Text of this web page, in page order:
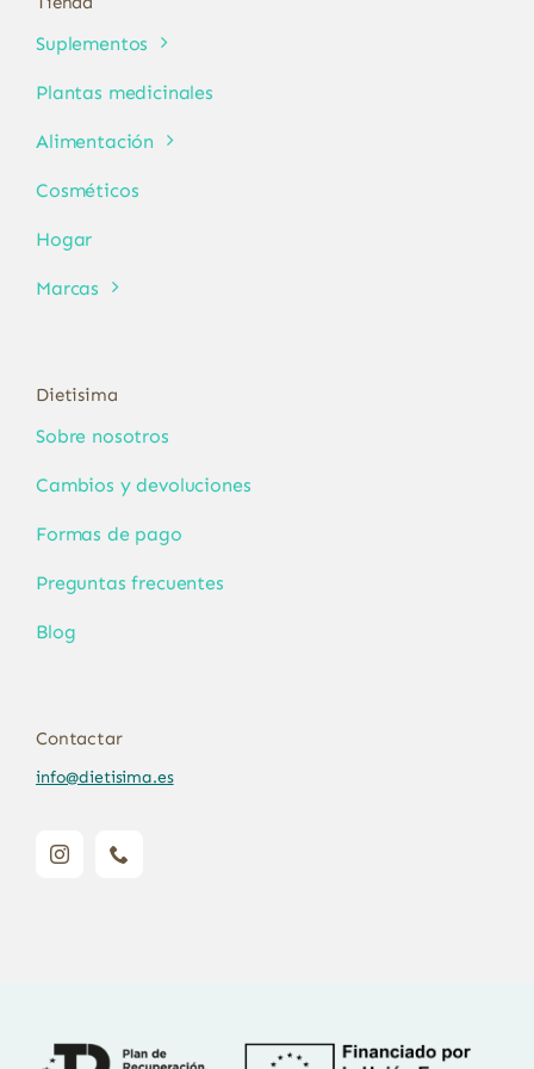
Suplementos
Plantas medicinales
Alimentación
Cosméticos
Hogar
Marcas
Dietisima
Sobre nosotros
Cambios y devoluciones
Formas de pago
Preguntas frecuentes
Blog
Contactar
info@dietisima.es